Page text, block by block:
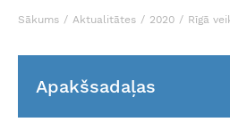
Sākums Aktualitātes 2020 Rīgā
Apakšsadaļas